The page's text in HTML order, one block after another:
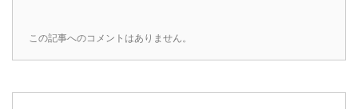
この記事へのコメントはありません。